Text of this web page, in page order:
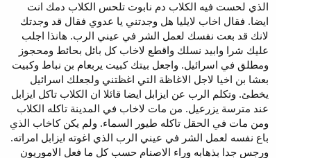
الذي لحست فيه الكلاب دم نابوت تلحس الكلاب دمك انت
ايضا. فقال اخاب لايليا هل وجدتني يا عدوي فقال قد وجدتك
لانك قد بعت نفسك لعمل الشر في عيني الرب. هانذا اجلب
عليك شرا وابيد نسلك واقطع لاخاب كل بائل بحائط ومحجوز
ومطلق في اسرائيل. واجعل بيتك كبيت يربعام بن نباط وكبيت
بعشا بن اخيا لاجل الاغاظة التي اغظتني ولجعلك اسرائيل
يخطئ. وتكلم الرب عن ايزابل ايضا قائلا ان الكلاب تاكل ايزابل
عند مترسة يزرعيل. من مات لاخاب في المدينة تاكله الكلاب
ومن مات في الحقل تاكله طيور السماء. ولم يكن كاخاب الذي
باع نفسه لعمل الشر في عيني الرب الذي اغوته ايزابل امراته.
ورجس جدا بذهابه وراء الاصنام حسب كل ما فعل الاموريون